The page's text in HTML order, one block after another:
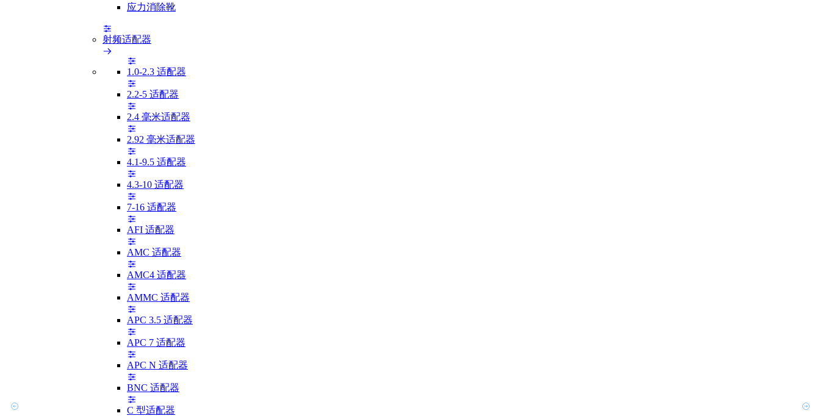
应力消除靴
射频适配器
1.0-2.3 适配器
2.2-5 适配器
2.4 毫米适配器
2.92 毫米适配器
4.1-9.5 适配器
4.3-10 适配器
7-16 适配器
AFI 适配器
AMC 适配器
AMC4 适配器
AMMC 适配器
APC 3.5 适配器
APC 7 适配器
APC N 适配器
BNC 适配器
C 型适配器